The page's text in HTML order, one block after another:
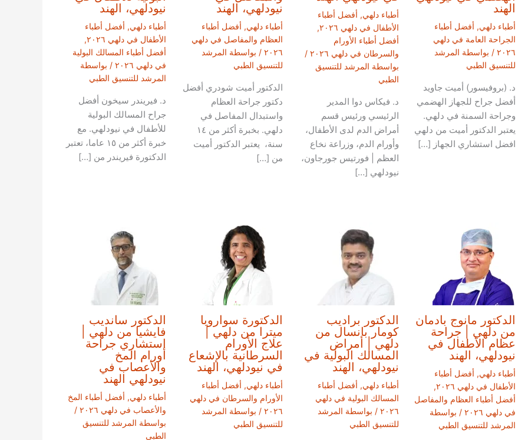
الهند
أطباء دلهي, أفضل أطباء
الجراحة العامة في دلهي
٢٠٢٦ / بواسطة المرشد
للتنسيق الطبي
د. (بروفيسور) أميت جاويد
أفضل جراح للجهاز الهضمي
وجراحة السمنة في دلهي.
يعتبر الدكتور أميت من دلهي
افضل استشاري الجهاز […]
أطباء دلهي, أفضل أطباء
الأطفال في دلهي ٢٠٢٦
,
أفضل أطباء الأورام
والسرطان في دلهي ٢٠٢٦
/
بواسطة المرشد للتنسيق
الطبي
د. فيكاس دوا المدير
الرئيسي ورئيس قسم
أمراض الدم لدى الأطفال،
وأورام الدم، وزراعة نخاع
العظم | فورتيس جورجاون،
نيودلهي […]
نيودلهي، الهند
أطباء دلهي, أفضل أطباء
العظام والمفاصل في دلهي
٢٠٢٦ / بواسطة المرشد
للتنسيق الطبي
الدكتور أميت شودري أفضل
دكتور جراحة العظام
واستبدال المفاصل في
دلهي. بخبرة أكثر من ١٤
سنة، يعتبر الدكتور أميت
من […]
نيودلهي، الهند
أطباء دلهي, أفضل أطباء
الأطفال في دلهي ٢٠٢٦
,
أفضل أطباء المسالك البولية
في دلهي ٢٠٢٦
/ بواسطة
المرشد للتنسيق الطبي
د. فيريندر سيخون أفضل
جراح المسالك البولية
للأطفال في نيودلهي. مع
خبرة أكثر من ١٥ عاما، تعتبر
الدكتورة فيريندر من […]
الدكتور مانوج بادمان
من دلهي | جراحة
عظام الأطفال في
نيودلهي، الهند
أطباء دلهي, أفضل أطباء
الأطفال في دلهي ٢٠٢٦
,
أفضل أطباء العظام والمفاصل
في دلهي ٢٠٢٦
/ بواسطة
المرشد للتنسيق الطبي
الدكتور براديب
كومار بانسال من
دلهي | أمراض
المسالك البولية في
نيودلهي، الهند
أطباء دلهي, أفضل أطباء
المسالك البولية في دلهي
٢٠٢٦ / بواسطة المرشد
للتنسيق الطبي
الدكتورة سواروبا
ميترا من دلهي |
علاج الأورام
السرطانية بالإشعاع
في نيودلهي، الهند
أطباء دلهي, أفضل أطباء
الأورام والسرطان في دلهي
٢٠٢٦ / بواسطة المرشد
للتنسيق الطبي
الدكتور سانديب
فايشيا من دلهي |
استشاري جراحة
أورام المخ
والأعصاب في
نيودلهي الهند
أطباء دلهي, أفضل أطباء المخ
والأعصاب في دلهي ٢٠٢٦
/
بواسطة المرشد للتنسيق
الطبي